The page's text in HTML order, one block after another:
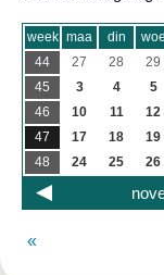
week maa din woe
44
27 28 29
45
3 4 5
46
10 11 12
47
17 18 19
48
24 25 26
«